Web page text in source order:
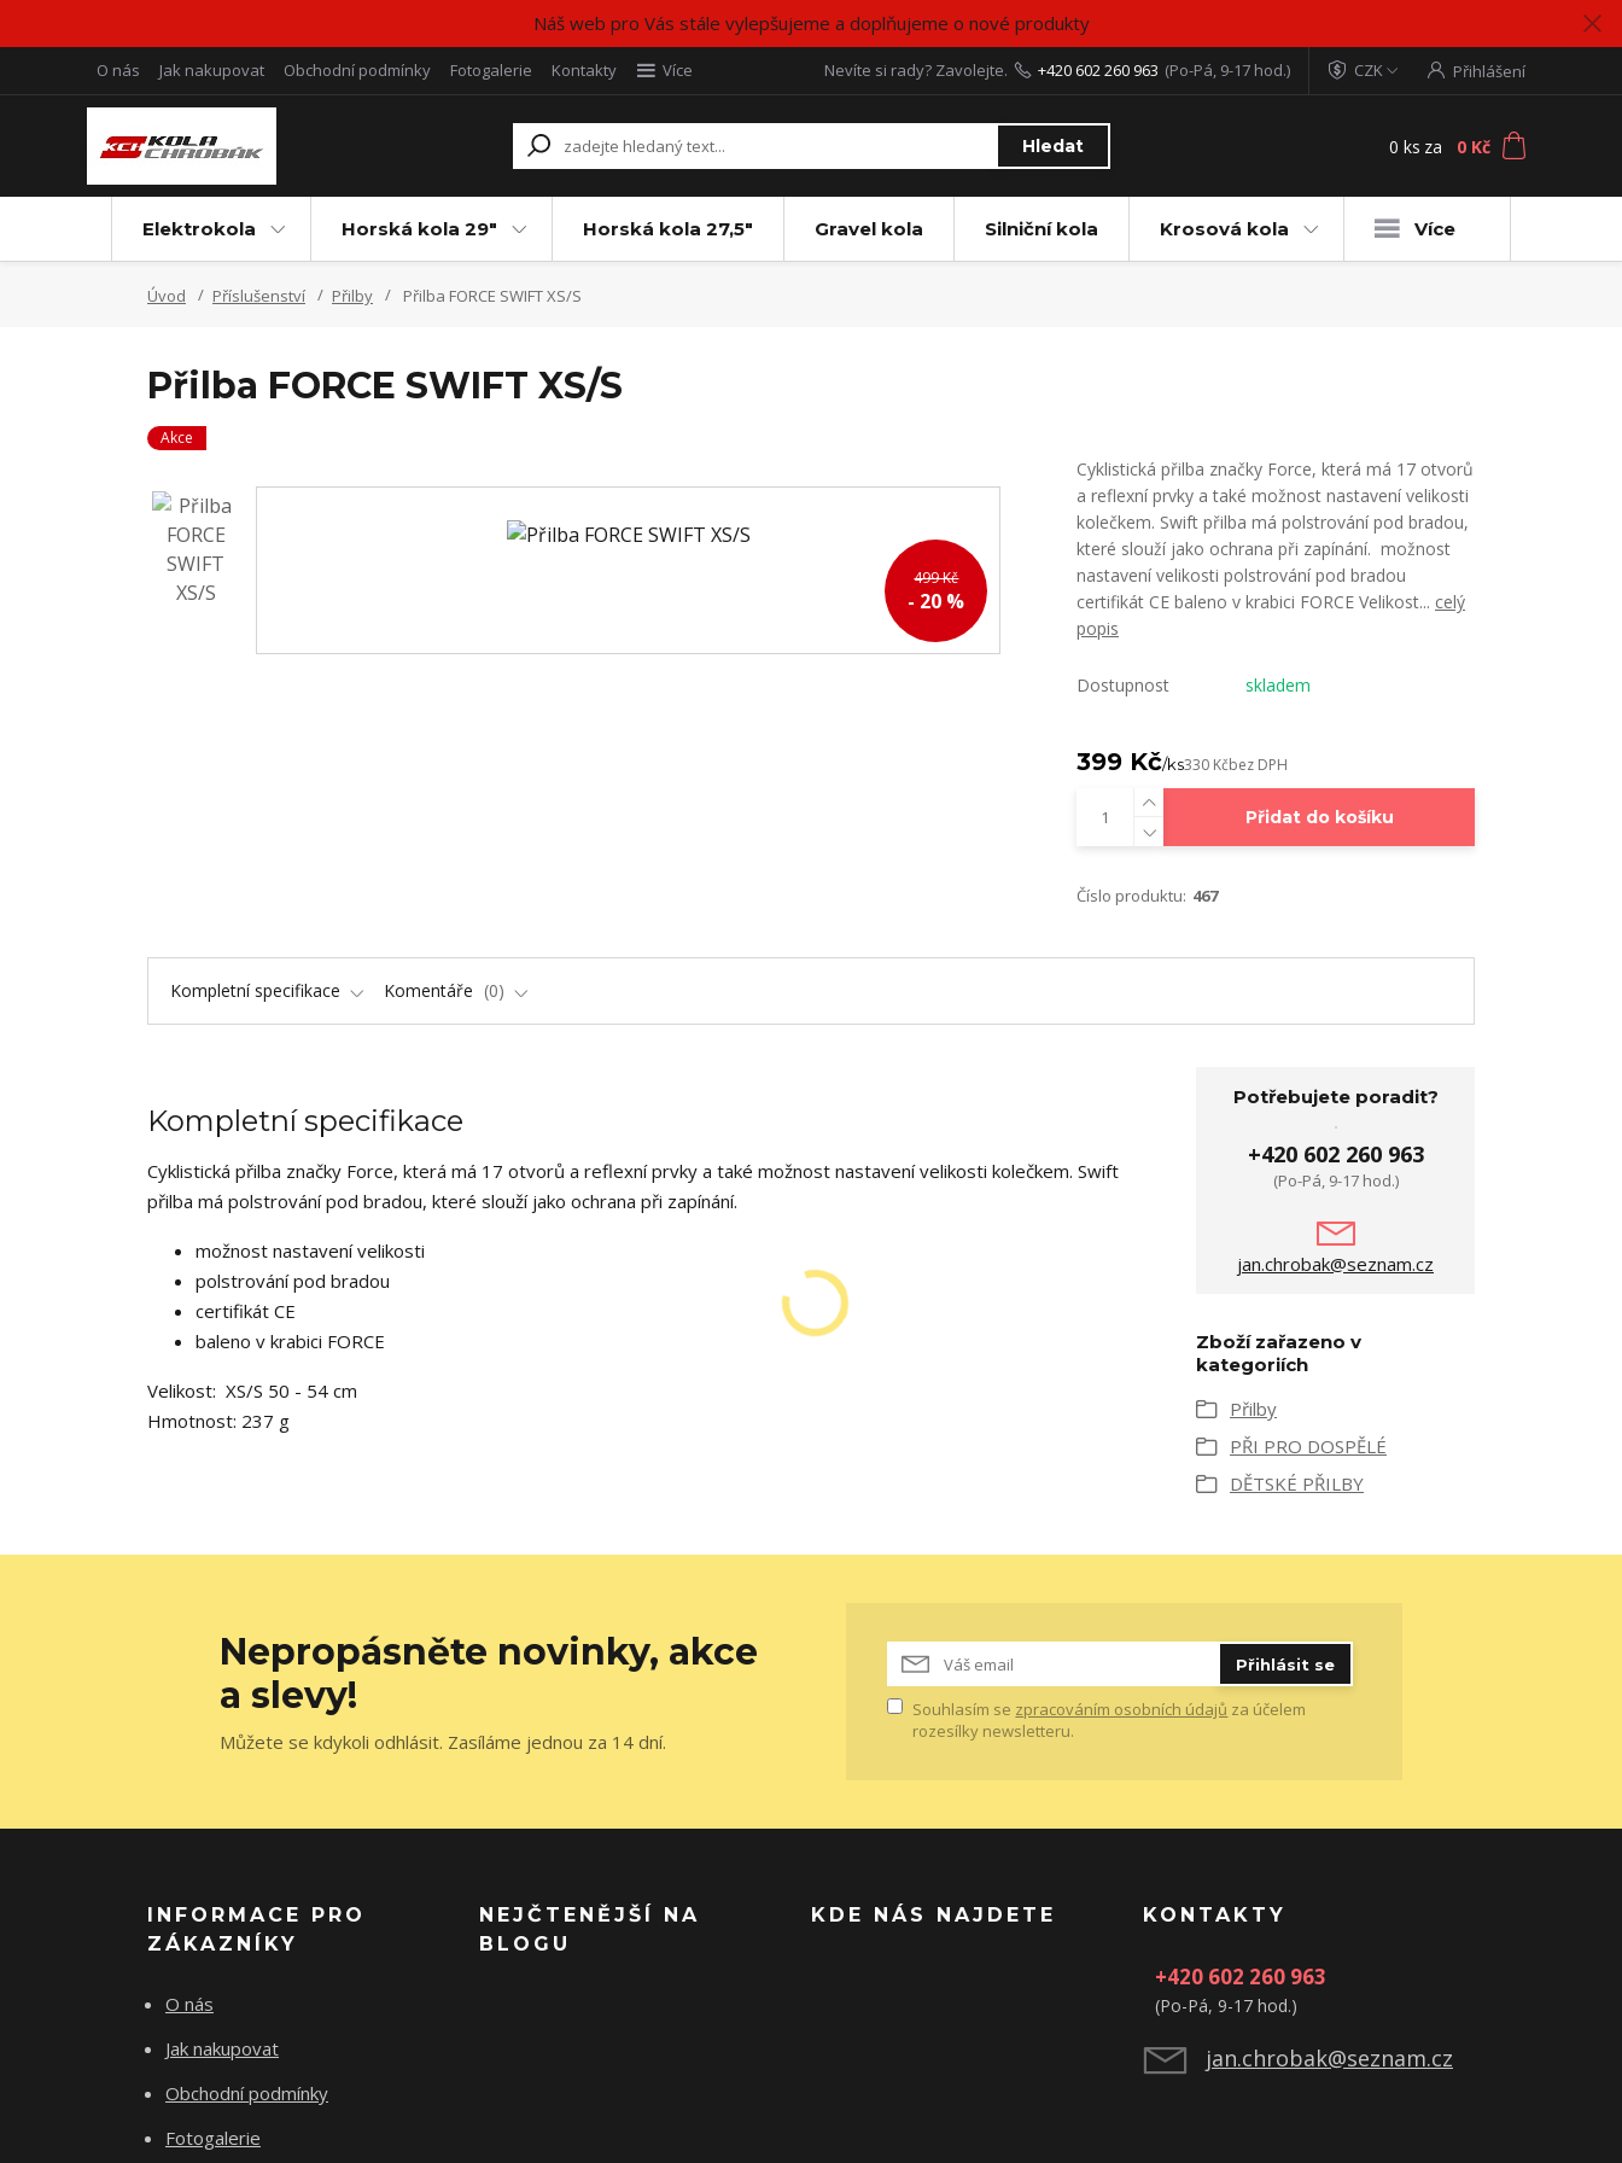
Náš web pro Vás stále vylepšujeme a doplňujeme o nové produkty
O nás Jak nakupovat Obchodní podmínky Fotogalerie Kontakty Více CZK Přihlášení
Hledat
Nevíte si rady? Zavolejte. +420 602 260 963 (Po-Pá, 9-17 hod.)
0 ks za 0 Kč
Elektrokola Horská kola 29" Horská kola 27,5" Gravel kola Silniční kola Krosová kola Více
Úvod Příslušenství Přilby Přilba FORCE SWIFT XS/S
Přilba FORCE SWIFT XS/S
Akce
499 Kč
- 20 %
Cyklistická přilba značky Force, která má 17 otvorů
a reflexní prvky a také možnost nastavení velikosti
kolečkem. Swift přilba má polstrování pod bradou,
které slouží jako ochrana při zapínání. možnost
nastavení velikosti polstrování pod bradou
certifikát CE baleno v krabici FORCE Velikost... celý
popis
Dostupnost skladem
399 Kč/ks330 Kčbez DPH
Přidat do košíku
Číslo produktu: 467
Kompletní specifikace Komentáře 0
Kompletní specifikace
Cyklistická přilba značky Force, která má 17 otvorů a reflexní prvky a také možnost nastavení velikosti kolečkem. Swift
přilba má polstrování pod bradou, které slouží jako ochrana při zapínání.
možnost nastavení velikosti
polstrování pod bradou
certifikát CE
baleno v krabici FORCE
Velikost: XS/S 50 - 54 cm
Hmotnost: 237 g
Potřebujete poradit?
+420 602 260 963
(Po-Pá, 9-17 hod.)
jan.chrobak@seznam.cz
Zboží zařazeno v
kategoriích
Přilby
PŘI PRO DOSPĚLÉ
DĚTSKÉ PŘILBY
Nepropásněte novinky, akce
a slevy!
Můžete se kdykoli odhlásit. Zasíláme jednou za 14 dní.
Přihlásit se
Souhlasím se zpracováním osobních údajů za účelem
rozesílky newsletteru.
INFORMACE PRO
ZÁKAZNÍKY
O nás
Jak nakupovat
Obchodní podmínky
Fotogalerie
NEJČTENĚJŠÍ NA
BLOGU
KDE NÁS NAJDETE KONTAKTY
+420 602 260 963
(Po-Pá, 9-17 hod.)
jan.chrobak@seznam.cz